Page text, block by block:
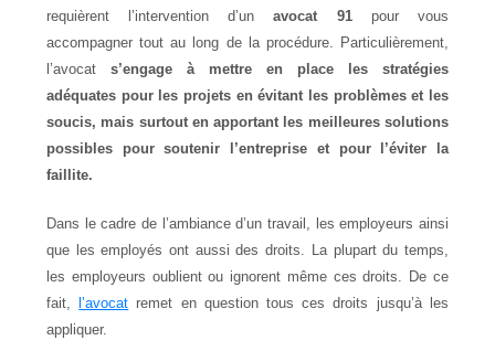
requièrent l’intervention d’unavocat 91pour vous
accompagner tout au long de la procédure. Particulièrement,
l’avocats’engage à mettre en place les stratégies
adéquates pour les projets en évitant les problèmes et les
soucis, mais surtout en apportant les meilleures solutions
possibles pour soutenir l’entreprise et pour l’éviter la
faillite.
Dans le cadre de l’ambiance d’un travail, les employeurs ainsi
que les employés ont aussi des droits. La plupart du temps,
les employeurs oublient ou ignorent même ces droits. De ce
fait,
l’avocat remet en question tous ces droits jusqu’à les
appliquer.